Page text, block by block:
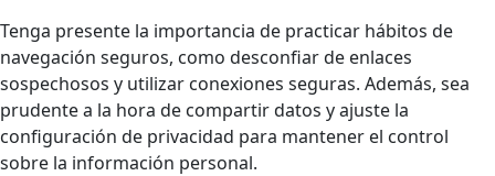
Tenga presente la importancia de practicar hábitos de
navegación seguros, como desconfiar de enlaces
sospechosos y utilizar conexiones seguras. Además, sea
prudente a la hora de compartir datos y ajuste la
configuración de privacidad para mantener el control
sobre la información personal.